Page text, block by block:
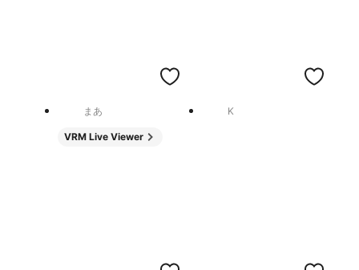
まあ
VRM Live Viewer
K